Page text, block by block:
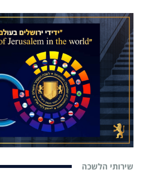
שירותי הלשכה